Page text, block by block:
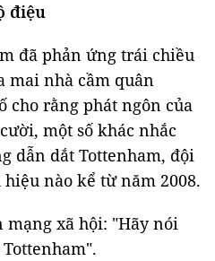
điệu
đã phản ứng trái chiều
nhà cầm quân
cho rằng phát ngôn của
một số khác nhắc
dẫn dắt Tottenham, đội
nào kể từ năm 2008.
xã hội: "Hãy nói